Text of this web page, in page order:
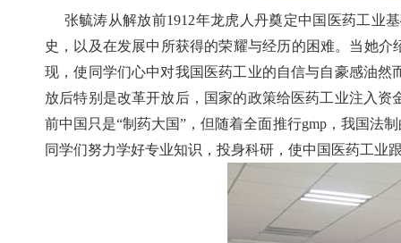
张毓涛从解放前1912年龙虎人丹奠定中国医药工业
史，以及在发展中所获得的荣耀与经历的困难。当她
现，使同学们心中对我国医药工业的自信与自豪感油
放后特别是改革开放后，国家的政策给医药工业注入
前中国只是“制药大国”，但随着全面推行gmp，我国法
同学们努力学好专业知识，投身科研，使中国医药工业